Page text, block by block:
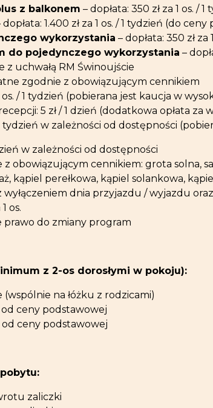
z balkonem – dopłata: 350 zł za 1 os.
dopłata: 1.400 zł za 1 os. / 1 tydzień (do
wykorzystania – dopłata: 350 zł
do pojedynczego wykorzystania –
z uchwałą RM Świnoujście
zgodnie z obowiązującym cennikiem
/ 1 tydzień (pobierana jest kaucja w
5 zł / 1 dzień (dodatkowa opłata
w zależności od dostępności
w zależności od dostępności
obowiązującym cennikiem: grota solna,
kąpiel perełkowa, kąpiel solankowa,
dnia przyjazdu / wyjazdu oraz
os.
prawo do zmiany program
z 2-os dorosłymi w pokoju):
na łóżku z rodzicami)
ceny podstawowej
od ceny podstawowej
zaliczki